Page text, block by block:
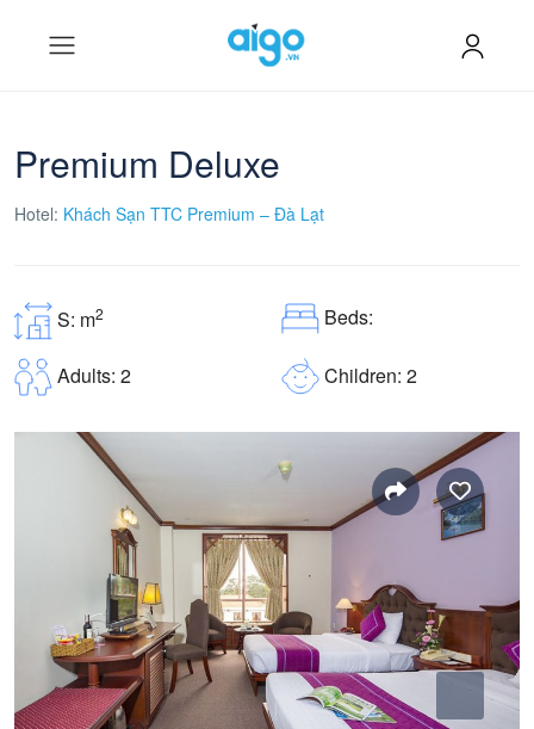
Premium Deluxe
Hotel: Khách Sạn TTC Premium – Đà Lạt
S: m2 Beds:
Adults: 2 Children: 2